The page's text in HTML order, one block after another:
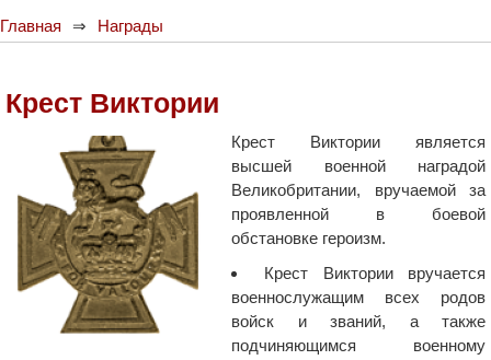
Главная Награды
Крест Виктории
Крест Виктории является
высшей военной наградой
Великобритании, вручаемой за
проявленной в боевой
обстановке героизм.
Крест Виктории вручается
военнослужащим всех родов
войск и званий, а также
подчиняющимся военному